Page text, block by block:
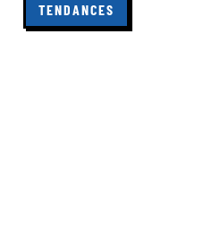
TENDANCES